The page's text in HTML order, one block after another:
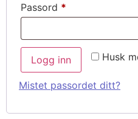
Passord *
Husk
Logg inn
Mistet passordet ditt?